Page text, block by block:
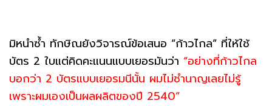
มิหนำซ้ำ ทักษิณยังวิจารณ์ข้อเสนอ “ก้าวไกล” ที่ให้ใช้
บัตร 2 ใบแต่คิดคะแนนแบบเยอรมันว่า “อย่างที่ก้าวไกล
บอกว่า 2 บัตรแบบเยอรมนีนั้น ผมไม่ชำนาญเลยไม่รู้
เพราะผมเองเป็นผลผลิตของปี 2540”